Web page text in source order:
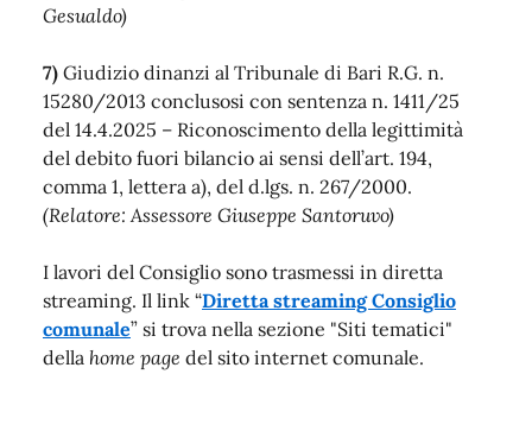
Gesualdo)
7) Giudizio dinanzi al Tribunale di Bari R.G. n.
15280/2013 conclusosi con sentenza n. 1411/25
del 14.4.2025 – Riconoscimento della legittimità
del debito fuori bilancio ai sensi dell’art. 194,
comma 1, lettera a), del d.lgs. n. 267/2000.
(Relatore: Assessore Giuseppe Santoruvo)
I lavori del Consiglio sono trasmessi in diretta
streaming. Il link “Diretta streaming Consiglio
comunale” si trova nella sezione "Siti tematici"
della home page del sito internet comunale.